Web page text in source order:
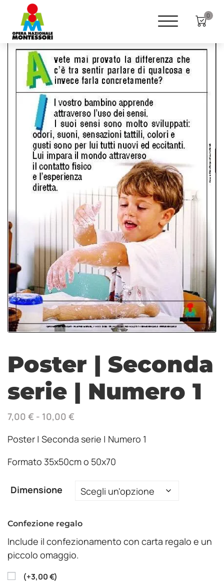
0
Poster | Seconda
serie | Numero 1
7,00 € - 10,00 €
Poster | Seconda serie | Numero 1
Formato 35x50cm o 50x70
Dimensione
Confezione regalo
Include il confezionamento con carta regalo e un
piccolo omaggio.
(+3,00€)